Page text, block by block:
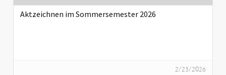
Aktzeichnen im Sommersemester 2026
2/23/2026